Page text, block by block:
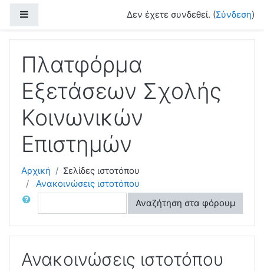
Δεν έχετε συνδεθεί. (Σύνδεση)
Πλατφόρμα
Εξετάσεων Σχολής
Κοινωνικών
Επιστημών
Αρχική
Σελίδες ιστοτόπου
Ανακοινώσεις ιστοτόπου
Αναζήτηση
Αναζήτηση στα φόρουμ
Ανακοινώσεις ιστοτόπου